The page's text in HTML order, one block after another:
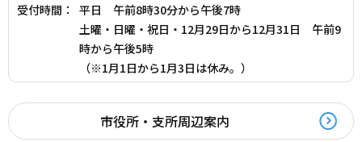
受付時間：
平日 午前8時30分から午後7時
土曜・日曜・祝日・12月29日から12月31日 午前9
時から午後5時
（※1月1日から1月3日は休み。）
市役所・支所周辺案内